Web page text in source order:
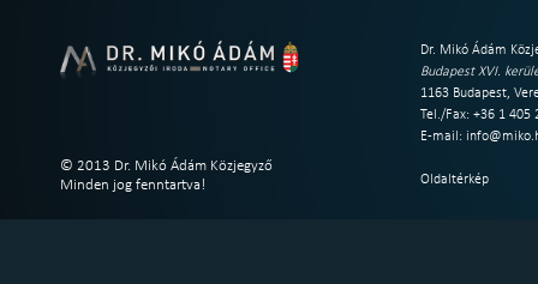
© 2013 Dr. Mikó Ádám Közjegyző
Minden jog fenntartva!
Dr. Mikó Ádám
Budapest XVI.
1163 Budapest,
Tel./Fax: +36 1 405
E-mail:
Oldaltérkép